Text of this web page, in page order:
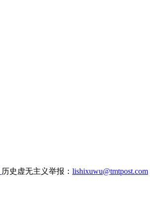
历史虚无主义举报： lishixuwu@tmtpost.com